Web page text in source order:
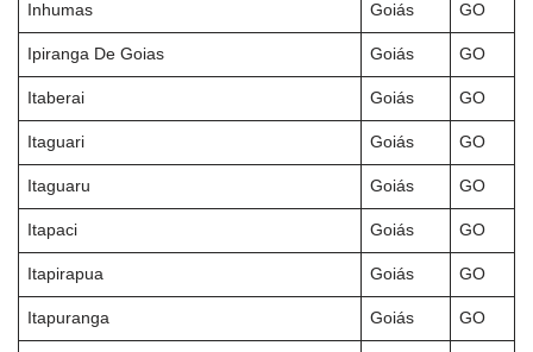
Inhumas Goiás GO
Ipiranga De Goias Goiás GO
Itaberai Goiás GO
Itaguari Goiás GO
Itaguaru Goiás GO
Itapaci Goiás GO
Itapirapua Goiás GO
Itapuranga Goiás GO